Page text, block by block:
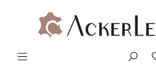
Zum Hauptinhalt springen